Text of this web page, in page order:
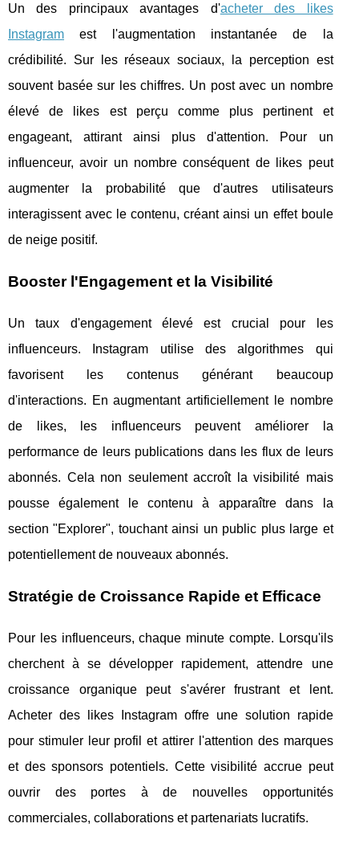
Un des principaux avantages d'acheter des likes
Instagram est l'augmentation instantanée de la
crédibilité. Sur les réseaux sociaux, la perception est
souvent basée sur les chiffres. Un post avec un nombre
élevé de likes est perçu comme plus pertinent et
engageant, attirant ainsi plus d'attention. Pour un
influenceur, avoir un nombre conséquent de likes peut
augmenter la probabilité que d'autres utilisateurs
interagissent avec le contenu, créant ainsi un effet boule
de neige positif.
Booster l'Engagement et la Visibilité
Un taux d'engagement élevé est crucial pour les
influenceurs. Instagram utilise des algorithmes qui
favorisent les contenus générant beaucoup
d'interactions. En augmentant artificiellement le nombre
de likes, les influenceurs peuvent améliorer la
performance de leurs publications dans les flux de leurs
abonnés. Cela non seulement accroît la visibilité mais
pousse également le contenu à apparaître dans la
section "Explorer", touchant ainsi un public plus large et
potentiellement de nouveaux abonnés.
Stratégie de Croissance Rapide et Efficace
Pour les influenceurs, chaque minute compte. Lorsqu'ils
cherchent à se développer rapidement, attendre une
croissance organique peut s'avérer frustrant et lent.
Acheter des likes Instagram offre une solution rapide
pour stimuler leur profil et attirer l'attention des marques
et des sponsors potentiels. Cette visibilité accrue peut
ouvrir des portes à de nouvelles opportunités
commerciales, collaborations et partenariats lucratifs.